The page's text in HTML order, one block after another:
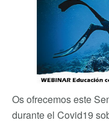
Os ofrecemos este
durante el Covid19